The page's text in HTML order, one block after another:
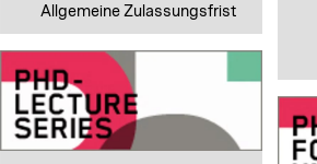
Allgemeine Zulassungsfrist